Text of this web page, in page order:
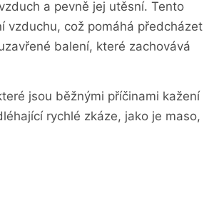
a pevně jej utěsní. Tento
vzduchu, což pomáhá předcházet
balení, které zachovává
jsou běžnými příčinami kažení
rychlé zkáze, jako je maso,